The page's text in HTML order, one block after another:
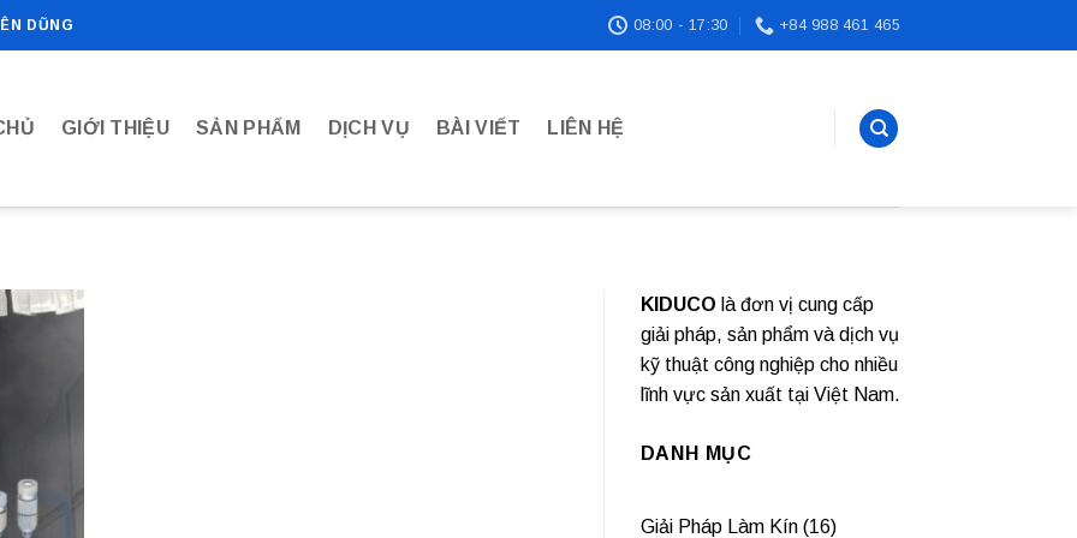
DŨNG 08:00 - 17:30 +84 988 461 465
GIỚI THIỆU SẢN PHẨM DỊCH VỤ BÀI VIẾT LIÊN HỆ
KIDUCO là đơn vị cung cấp
giải pháp, sản phẩm và dịch vụ
kỹ thuật công nghiệp cho nhiều
lĩnh vực sản xuất tại Việt Nam.
DANH MỤC
Giải Pháp Làm Kín(16)